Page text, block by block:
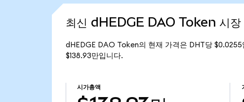
최신 dHEDGE DAO Token 시장
dHEDGE DAO Token의 현재 가격은 DHT당
$138.93만입니다.
시가총액